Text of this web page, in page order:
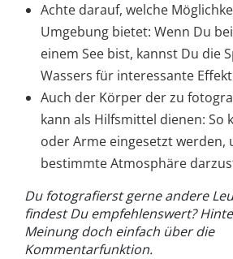
Achte darauf, welche
Umgebung bietet: Wenn Du
einem See bist, kannst Du die
Wassers für interessante
Auch der Körper der zu
kann als Hilfsmittel dienen: So
oder Arme eingesetzt werden,
bestimmte Atmosphäre
Du fotografierst gerne andere
findest Du empfehlenswert?
Meinung doch einfach über die
Kommentarfunktion.